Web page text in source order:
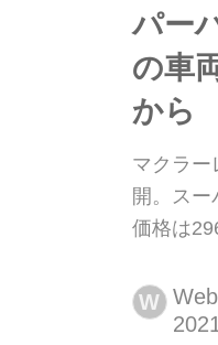
パー
の車
から
マクラー
開。ス
価格は
初のシリ
ハイブ
W